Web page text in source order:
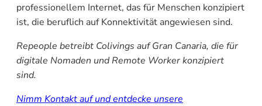
professionellem Internet, das für Menschen konzipiert
ist, die beruflich auf Konnektivität angewiesen sind.
Repeople betreibt Colivings auf Gran Canaria, die für
digitale Nomaden und Remote Worker konzipiert
sind.
Nimm Kontakt auf und entdecke unsere